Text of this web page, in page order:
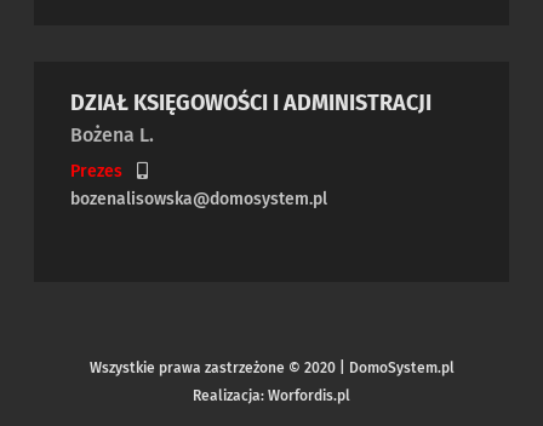
DZIAŁ KSIĘGOWOŚCI I ADMINISTRACJI
Bożena L.
Prezes
bozenalisowska@domosystem.pl
Wszystkie prawa zastrzeżone © 2020 | DomoSystem.pl
Realizacja: Worfordis.pl